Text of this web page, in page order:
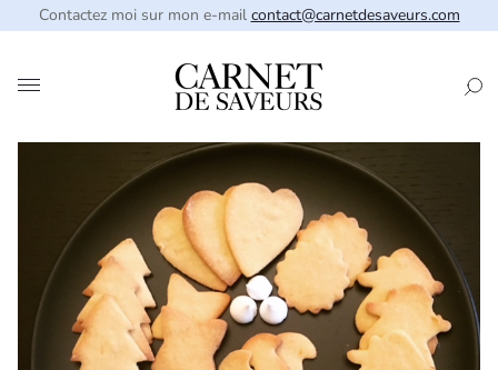
Contactez moi sur mon e-mail contact@carnetdesaveurs.com